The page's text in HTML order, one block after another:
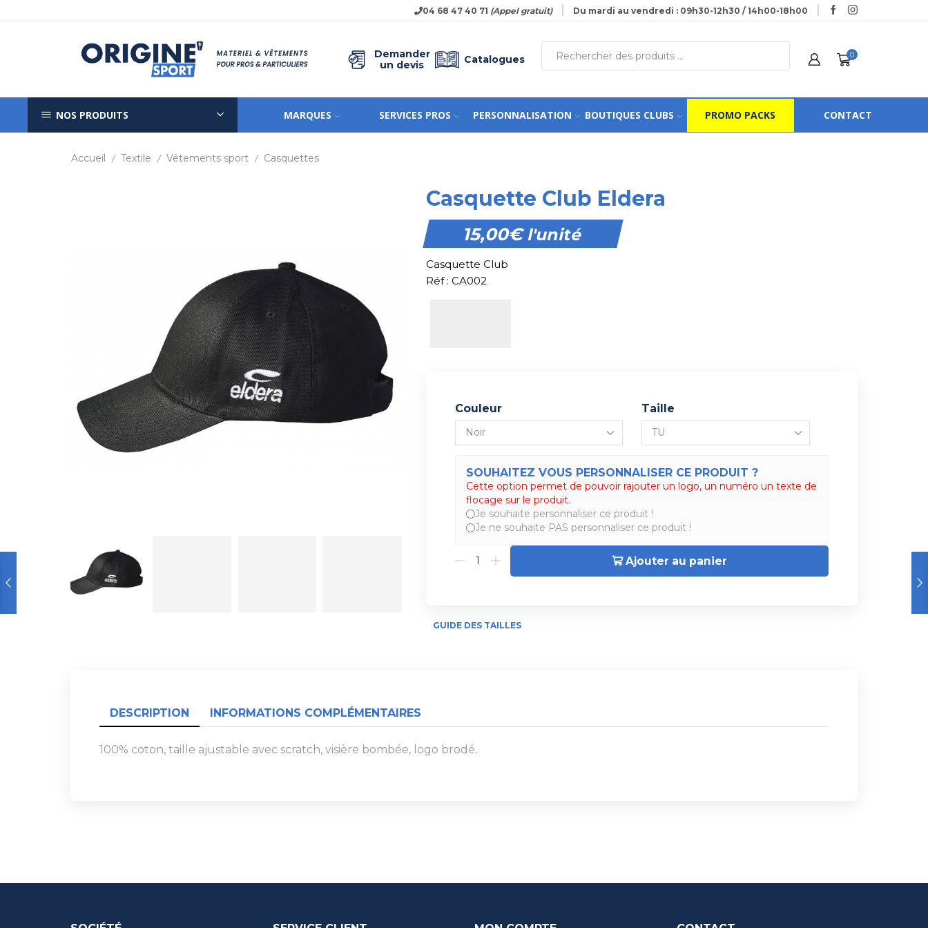
04 68 47 40 71 (Appel gratuit) Du mardi au vendredi : 09h30-12h30 / 14h00-18h00
Demander
un devis
Catalogues 0
NOS PRODUITS MARQUES SERVICES PROS PERSONNALISATION BOUTIQUES CLUBS PROMO PACKS CONTACT
Accueil / Textile / Vêtements sport / Casquettes
Casquette Club Eldera
15,00€l'unité
Casquette Club
Réf : CA002
Couleur Taille
SOUHAITEZ VOUS PERSONNALISER CE PRODUIT ?
Cette option permet de pouvoir rajouter un logo, un numéro un texte de
flocage sur le produit.
Je souhaite personnaliser ce produit !
Je ne souhaite PAS personnaliser ce produit !
Ajouter au panier
Alternative:
GUIDE DES TAILLES
DESCRIPTION INFORMATIONS COMPLÉMENTAIRES
100% coton, taille ajustable avec scratch, visière bombée, logo brodé.